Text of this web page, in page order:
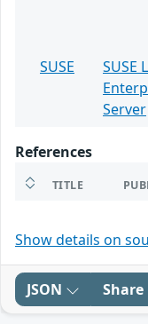
SUSE
SUSE
Server
References
TITLE
Show details on
JSON Share